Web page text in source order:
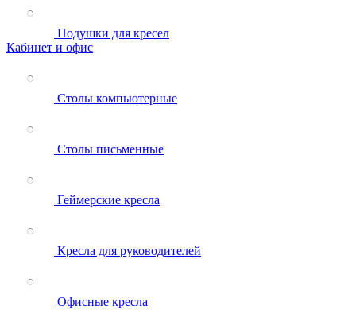
Подушки для кресел
Кабинет и офис
Столы компьютерные
Столы письменные
Геймерские кресла
Кресла для руководителей
Офисные кресла